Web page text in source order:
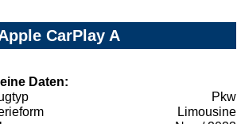
CarPlay A
Daten:
Pkw
Limousine